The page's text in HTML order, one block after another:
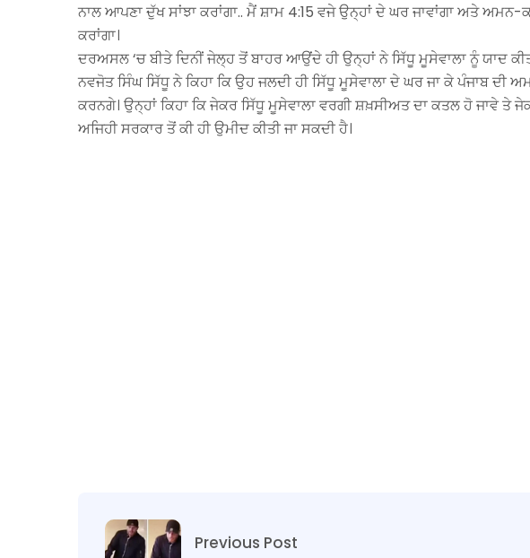
ਨਾਲ ਆਪਣਾ ਦੁੱਖ ਸਾਂਝਾ ਕਰਾਂਗਾ.. ਮੈਂ ਸ਼ਾਮ 4:15 ਵਜੇ ਉਨ੍ਹਾਂ ਦੇ ਘਰ ਜਾਵਾਂਗਾ ਅਤੇ ਅਮਨ-
ਕਰਾਂਗਾ।
ਦਰਅਸਲ ‘ਚ ਬੀਤੇ ਦਿਨੀਂ ਜੇਲ੍ਹ ਤੋਂ ਬਾਹਰ ਆਉਂਦੇ ਹੀ ਉਨ੍ਹਾਂ ਨੇ ਸਿੱਧੂ ਮੂਸੇਵਾਲਾ ਨੂੰ ਯਾਦ
ਨਵਜੋਤ ਸਿੰਘ ਸਿੱਧੂ ਨੇ ਕਿਹਾ ਕਿ ਉਹ ਜਲਦੀ ਹੀ ਸਿੱਧੂ ਮੂਸੇਵਾਲਾ ਦੇ ਘਰ ਜਾ ਕੇ ਪੰਜਾਬ ਦੀ
ਕਰਨਗੇ। ਉਨ੍ਹਾਂ ਕਿਹਾ ਕਿ ਜੇਕਰ ਸਿੱਧੂ ਮੂਸੇਵਾਲਾ ਵਰਗੀ ਸ਼ਖ਼ਸੀਅਤ ਦਾ ਕਤਲ ਹੋ ਜਾਵੇ ਤੇ
ਅਜਿਹੀ ਸਰਕਾਰ ਤੋਂ ਕੀ ਹੀ ਉਮੀਦ ਕੀਤੀ ਜਾ ਸਕਦੀ ਹੈ।
Previous Post